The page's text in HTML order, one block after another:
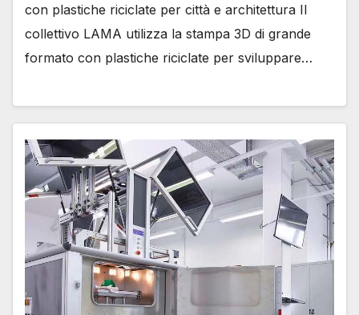
con plastiche riciclate per città e architettura Il
collettivo LAMA utilizza la stampa 3D di grande
formato con plastiche riciclate per sviluppare…